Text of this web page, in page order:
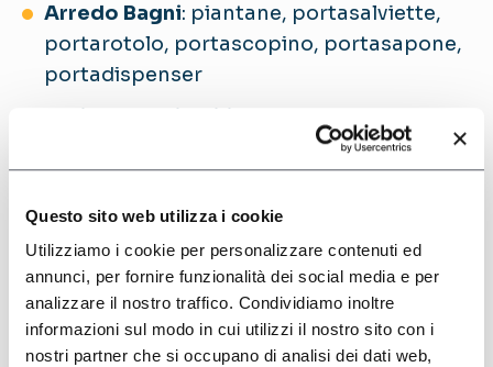
Questo sito web utilizza i cookie
Utilizziamo i cookie per personalizzare contenuti ed
annunci, per fornire funzionalità dei social media e per
analizzare il nostro traffico. Condividiamo inoltre
informazioni sul modo in cui utilizzi il nostro sito con i
nostri partner che si occupano di analisi dei dati web,
Arredo Bagni: piantane, portasalviette,
portarotolo, portascopino, portasapone,
portadispenser
Vari prodotti edili
Se cerchi un’azienda in grado di lavorare il
metallo dei tuoi componenti conmaestria
precisione , in modo da esaltare le linee e il
design dei tuoi prodotti, siamo il partner
giusto per te.